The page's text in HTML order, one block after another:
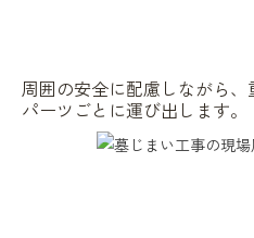
周囲の安全に配慮しながら
パーツごとに運び出します。